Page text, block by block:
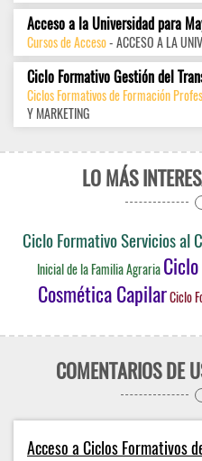
Acceso a la Universidad para
Cursos de Acceso- ACCESO A LA
Ciclo Formativo Gestión del
Ciclos Formativos de Formación
Y MARKETING
LO MÁS
Ciclo Formativo Servicios al
Inicial de la Familia Agraria
Cosmética CapilarCiclo
COMENTARIOS DE
Acceso a Ciclos Formativos